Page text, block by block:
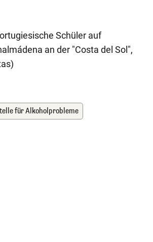
Schüler auf
an der "Costa del Sol",
für Alkoholprobleme